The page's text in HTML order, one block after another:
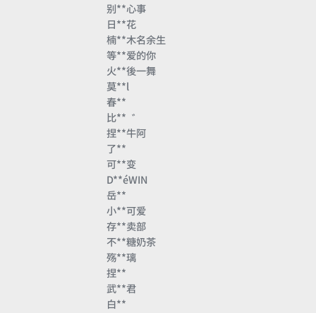
别**心事
日**花
楠**木名余生
等**爱的你
火**後一舞
莫**l
春**
比**゛
捏**牛阿
了**
可**变
D**éWIN
岳**
小**可爱
存**卖部
不**糖奶茶
殇**璃
捏**
武**君
白**